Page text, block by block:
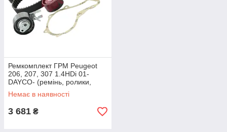
Ремкомплект ГРМ Peugeot
206, 207, 307 1.4HDi 01-
DAYCO- (ремінь, ролики,
помпа) AIRTEX
Немає в наявності
3 681 ₴